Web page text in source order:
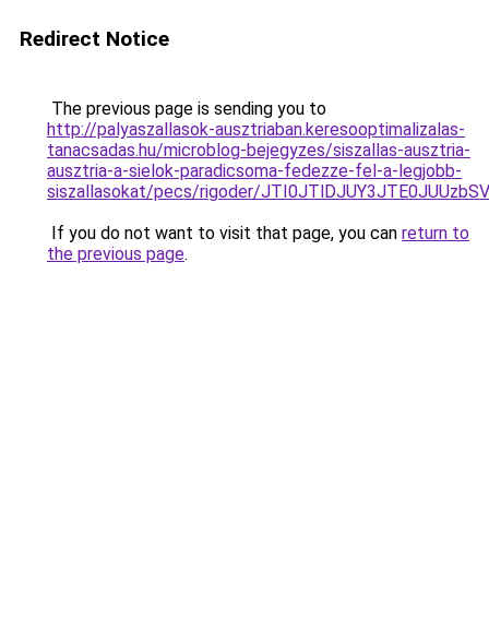
Redirect Notice
The previous page is sending you to
http://palyaszallasok-ausztriaban.keresooptimalizalas-
tanacsadas.hu/microblog-bejegyzes/siszallas-ausztria-
ausztria-a-sielok-paradicsoma-fedezze-fel-a-legjobb-
siszallasokat/pecs/rigoder/
If you do not want to visit that page, you can return to
the previous page.